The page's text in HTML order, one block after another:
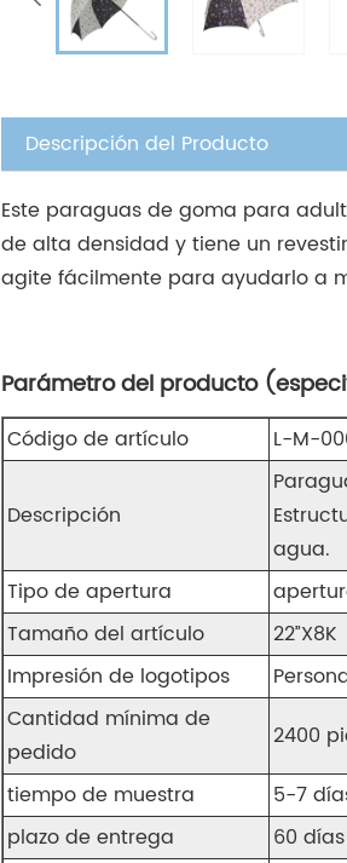
Descripción del Producto
Este paraguas de goma para
de alta densidad y tiene un
agite fácilmente para ayudarlo a
Parámetro del producto
Código de artículo L-M-
Descripción
agua.
Tipo de apertura
Tamaño del artículo
22”X8K
Impresión de logotipos
Cantidad mínima de
pedido
2400
tiempo de muestra
5-7
plazo de entrega
60 días